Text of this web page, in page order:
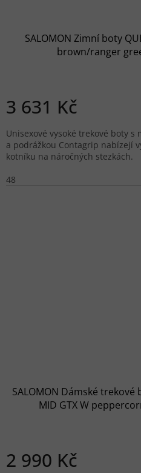
SALOMON Zimní boty
brown/ranger
3 631 Kč
Unisexové vysoké trekové boty s
a podrážkou Contagrip nabízejí
kotníku na náročných stezkách.
48
SALOMON Dámské trekové
MID GTX W
2 990 Kč